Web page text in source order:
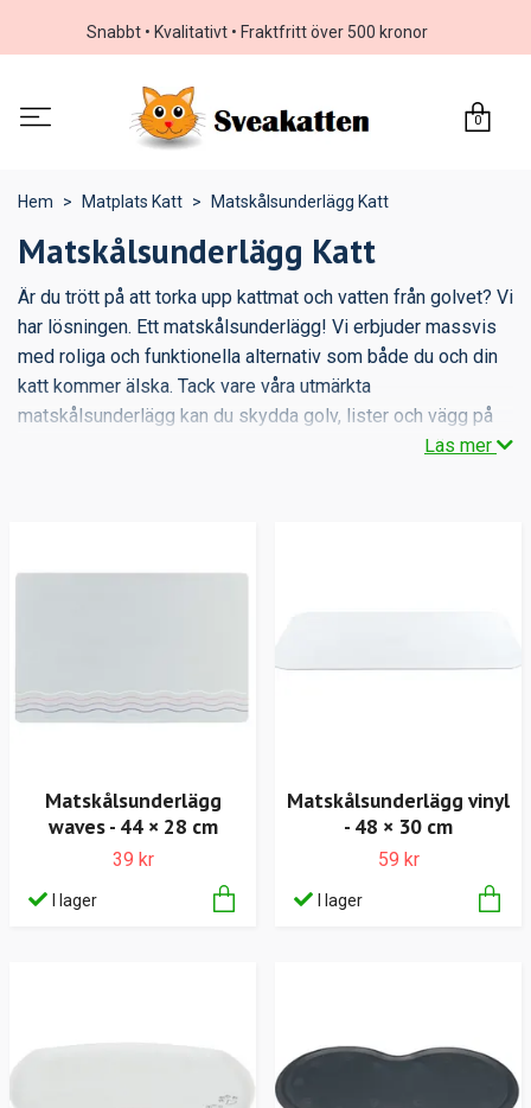
Snabbt • Kvalitativt • Fraktfritt över 500 kronor
0
Hem Matplats Katt Matskålsunderlägg Katt
Matskålsunderlägg Katt
Är du trött på att torka upp kattmat och vatten från golvet? Vi
har lösningen. Ett matskålsunderlägg! Vi erbjuder massvis
med roliga och funktionella alternativ som både du och din
katt kommer älska. Tack vare våra utmärkta
matskålsunderlägg kan du skydda golv, lister och vägg på
ett effektivt och enkelt sätt. Att de sedan är snygga är bara
Läs mer
Matskålsunderlägg
waves - 44 × 28 cm
39 kr
I lager
Matskålsunderlägg vinyl
- 48 × 30 cm
59 kr
I lager